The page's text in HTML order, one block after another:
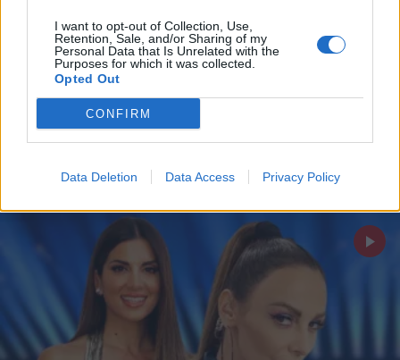
I want to opt-out of Collection, Use,
Retention, Sale, and/or Sharing of my
Personal Data that Is Unrelated with the
Purposes for which it was collected.
Opted Out
CONFIRM
Data Deletion Data Access Privacy Policy
LIFESTYLE 09.02.2024 10:58
PARAPOLITIKA NEWSROOM
Δημήτρης Μακαλιάς για Κατερίνα
Καινούργιου: "Για να ασχολούμαστε μαζί
της, σημαίνει ότι τη βλέπουμε, να είναι
X